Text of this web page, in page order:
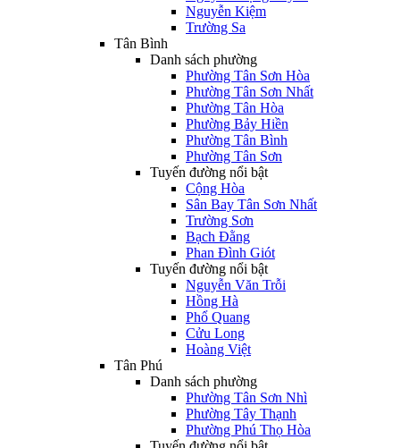
Nguyễn Kiệm
Trường Sa
Tân Bình
Danh sách phường
Phường Tân Sơn Hòa
Phường Tân Sơn Nhất
Phường Tân Hòa
Phường Bảy Hiền
Phường Tân Bình
Phường Tân Sơn
Tuyến đường nổi bật
Cộng Hòa
Sân Bay Tân Sơn Nhất
Trường Sơn
Bạch Đằng
Phan Đình Giót
Tuyến đường nổi bật
Nguyễn Văn Trỗi
Hồng Hà
Phổ Quang
Cửu Long
Hoàng Việt
Tân Phú
Danh sách phường
Phường Tân Sơn Nhì
Phường Tây Thạnh
Phường Phú Thọ Hòa